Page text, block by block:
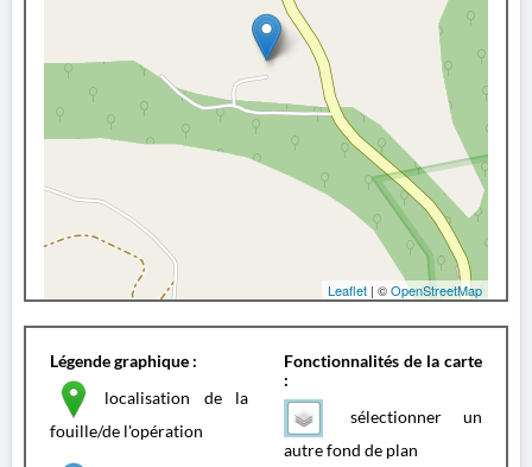
Leaflet | ©OpenStreetMap
Légende graphique :
localisation de la
fouille/de l'opération
Fonctionnalités de la carte
:
sélectionner un
autre fond de plan